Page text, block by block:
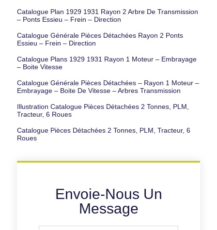
Catalogue Plan 1929 1931 Rayon 2 Arbre De Transmission
– Ponts Essieu – Frein – Direction
Catalogue Générale Pièces Détachées Rayon 2 Ponts
Essieu – Frein – Direction
Catalogue Plans 1929 1931 Rayon 1 Moteur – Embrayage
– Boite Vitesse
Catalogue Générale Pièces Détachées – Rayon 1 Moteur –
Embrayage – Boite De Vitesse – Arbres Transmission
Illustration Catalogue Pièces Détachées 2 Tonnes, PLM,
Tracteur, 6 Roues
Catalogue Pièces Détachées 2 Tonnes, PLM, Tracteur, 6
Roues
Envoie-Nous Un
Message